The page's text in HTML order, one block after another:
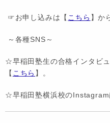
☞お申し込みは【 こちら 】か
～各種SNS～
☆早稲田塾生の合格インタビ
【 こちら 】。
☆早稲田塾横浜校のInstagram